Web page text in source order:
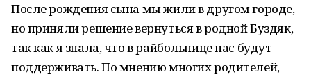
После рождения сына мы жили в другом городе,
но приняли решение вернуться в родной Буздяк,
так как я знала, что в райбольнице нас будут
поддерживать. По мнению многих родителей,